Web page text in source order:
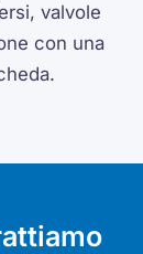
valvole
con una